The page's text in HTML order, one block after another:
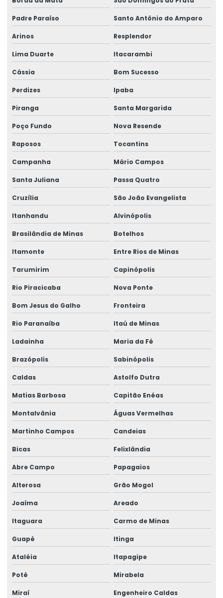
Padre Paraíso Santo Antônio do Amparo
Arinos Resplendor
Lima Duarte Itacarambi
Cássia Bom Sucesso
Perdizes Ipaba
Piranga Santa Margarida
Poço Fundo Nova Resende
Raposos Tocantins
Campanha Mário Campos
Santa Juliana Passa Quatro
Cruzília São João Evangelista
Itanhandu Alvinópolis
Brasilândia de Minas Botelhos
Itamonte Entre Rios de Minas
Tarumirim Capinópolis
Rio Piracicaba Nova Ponte
Bom Jesus do Galho Fronteira
Rio Paranaíba Itaú de Minas
Ladainha Maria da Fé
Brazópolis Sabinópolis
Caldas Astolfo Dutra
Matias Barbosa Capitão Enéas
Montalvânia Águas Vermelhas
Martinho Campos Candeias
Bicas Felixlândia
Abre Campo Papagaios
Alterosa Grão Mogol
Joaíma Areado
Itaguara Carmo de Minas
Guapé Itinga
Ataléia Itapagipe
Poté Mirabela
Miraí Engenheiro Caldas